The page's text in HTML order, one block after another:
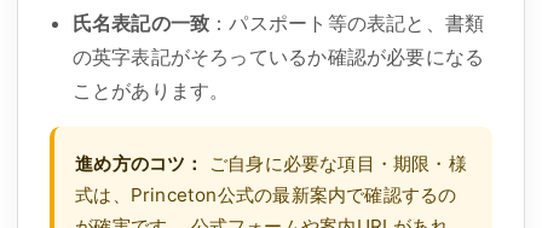
氏名表記の一致 ：パスポート等の表記と、書類
の英字表記がそろっているか確認が必要になる
ことがあります。
進め方のコツ：
ご自身に必要な項目・期限・様
式は、Princeton公式の最新案内で確認するの